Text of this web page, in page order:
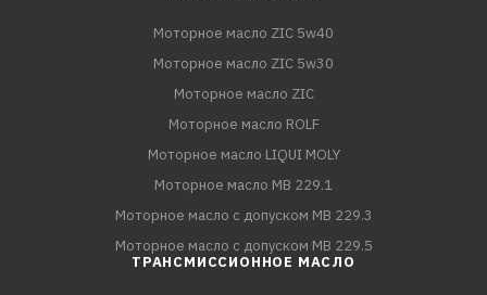
Моторное масло ZIC 5w40
Моторное масло ZIC 5w30
Моторное масло ZIC
Моторное масло ROLF
Моторное масло LIQUI MOLY
Моторное масло MB 229.1
Моторное масло с допуском MB 229.3
Моторное масло с допуском MB 229.5
ТРАНСМИССИОННОЕ МАСЛО